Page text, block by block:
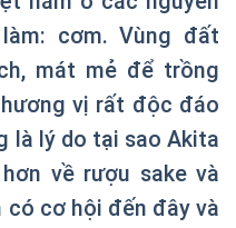
cơm. Vùng đất
mát mẻ để trồng
vị rất độc đáo
là lý do tại sao Akita
về rượu sake và
có cơ hội đến đây và